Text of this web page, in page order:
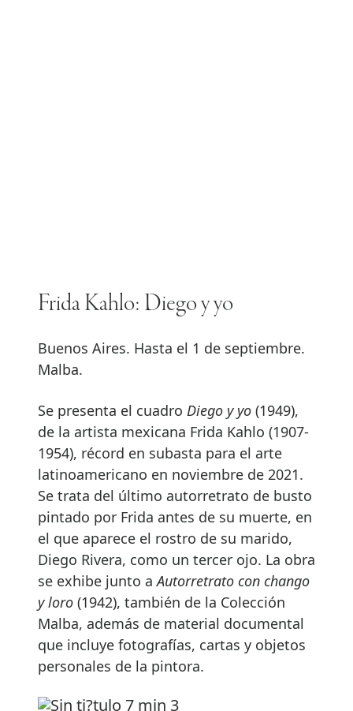
Frida Kahlo: Diego y yo
Buenos Aires. Hasta el 1 de septiembre.
Malba.
Se presenta el cuadro Diego y yo (1949),
de la artista mexicana Frida Kahlo (1907-
1954), récord en subasta para el arte
latinoamericano en noviembre de 2021.
Se trata del último autorretrato de busto
pintado por Frida antes de su muerte, en
el que aparece el rostro de su marido,
Diego Rivera, como un tercer ojo. La obra
se exhibe junto a Autorretrato con chango
y loro (1942), también de la Colección
Malba, además de material documental
que incluye fotografías, cartas y objetos
personales de la pintora.